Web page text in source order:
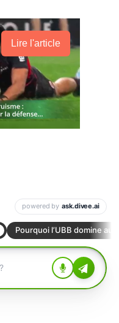
Lire l'article